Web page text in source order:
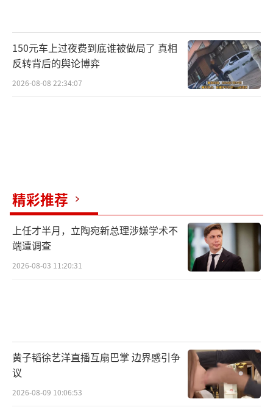
150元车上过夜费到底谁被做局了 真相
反转背后的舆论博弈
2026-08-08 22:34:07
精彩推荐
上任才半月，立陶宛新总理涉嫌学术不
端遭调查
2026-08-03 11:20:31
黄子韬徐艺洋直播互扇巴掌 边界感引争
议
2026-08-09 10:06:53